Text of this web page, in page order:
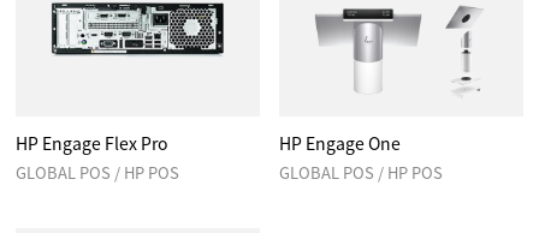
HP Engage Flex Pro
GLOBAL POS / HP POS
HP Engage One
GLOBAL POS / HP POS